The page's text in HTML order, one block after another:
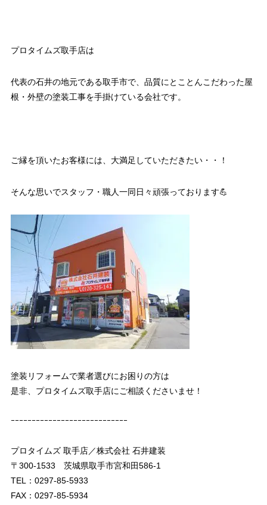
プロタイムズ取手店は
代表の石井の地元である取手市で、品質にとことんこだわった屋
根・外壁の塗装工事を手掛けている会社です。
ご縁を頂いたお客様には、大満足していただきたい・・！
そんな思いでスタッフ・職人一同日々頑張っております💪
塗装リフォームで業者選びにお困りの方は
是非、プロタイムズ取手店にご相談くださいませ！
ｰｰｰｰｰｰｰｰｰｰｰｰｰｰｰｰｰｰｰｰｰｰｰｰｰｰｰｰ
プロタイムズ 取手店／株式会社 石井建装
〒300-1533 茨城県取手市宮和田586-1
TEL：0297-85-5933
FAX：0297-85-5934